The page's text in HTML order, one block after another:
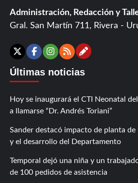
Administración, Redacción y
Gral. San Martín 711, Rivera -
X Facebook
Instagram
RSS
Últimas noticias
Hoy se inaugurará el CTI Neonatal
a llamarse “Dr. Andrés Toriani”
Sander destacó impacto de planta
y el desarrollo del Departamento
Temporal dejó una niña y un
de 100 pedidos de asistencia